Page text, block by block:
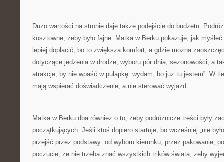
Dużo wartości na stronie daje także podejście do budżetu.
kosztowne, żeby było fajne. Matka w Berku pokazuje, jak
lepiej dopłacić, bo to zwiększa komfort, a gdzie można
dotyczące jedzenia w drodze, wyboru pór dnia, sezonowości, a
atrakcje, by nie wpaść w pułapkę „wydam, bo już tu jestem”. W
mają wspierać doświadczenie, a nie sterować wyjazd.
Matka w Berku dba również o to, żeby podróżnicze treści były
początkujących. Jeśli ktoś dopiero startuje, bo wcześniej „nie
przejść przez podstawy: od wyboru kierunku, przez pakowanie,
poczucie, że nie trzeba znać wszystkich trików świata, żeby